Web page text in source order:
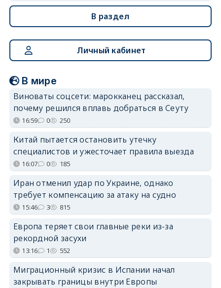
В раздел
Личный кабинет
В мире
Виноваты соцсети: марокканец рассказал,
почему решился вплавь добраться в Сеуту
16:59 0 250
Китай пытается остановить утечку
специалистов и ужесточает правила выезда
16:07 0 185
Иран отменил удар по Украине, однако
требует компенсацию за атаку на судно
15:46 3 815
Европа теряет свои главные реки из-за
рекордной засухи
13:16 1 552
Миграционный кризис в Испании начал
закрывать границы внутри Европы